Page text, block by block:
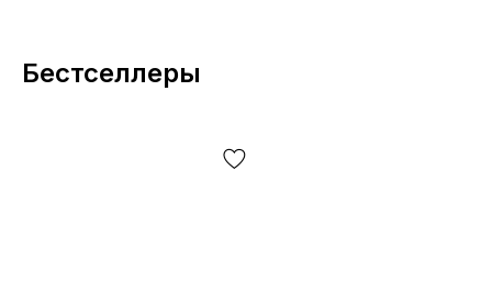
Сезонность: весна/лето/осень;
самых распространенных вопросов и ответы на них:
Бестселлеры